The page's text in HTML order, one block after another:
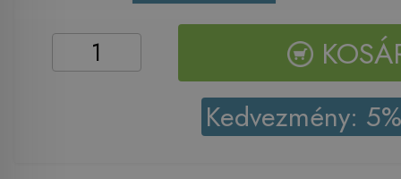
Kedvezmény: